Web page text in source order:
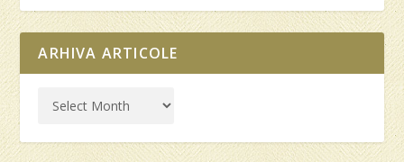
ARHIVA ARTICOLE